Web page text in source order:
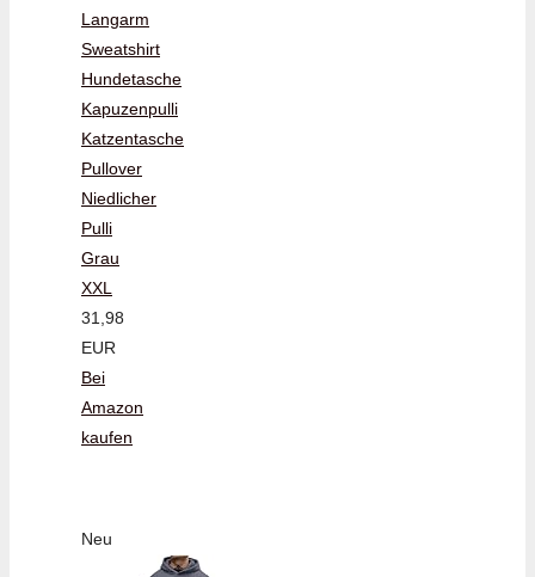
Langarm
Sweatshirt
Hundetasche
Kapuzenpulli
Katzentasche
Pullover
Niedlicher
Pulli
Grau
XXL
31,98
EUR
Bei
Amazon
kaufen
Neu